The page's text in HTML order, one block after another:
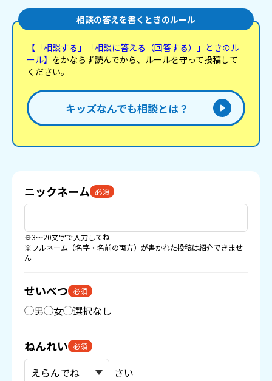
相談の答えを書くときのルール
【「相談する」「相談に答える（回答する）」ときのル
ール】 をかならず読んでから、ルールを守って投稿して
ください。
キッズなんでも相談とは？
ニックネーム 必須
※3〜20文字で入力してね
※フルネーム（名字・名前の両方）が書かれた投稿は紹介できませ
ん
せいべつ 必須
男 女 選択なし
ねんれい 必須
さい